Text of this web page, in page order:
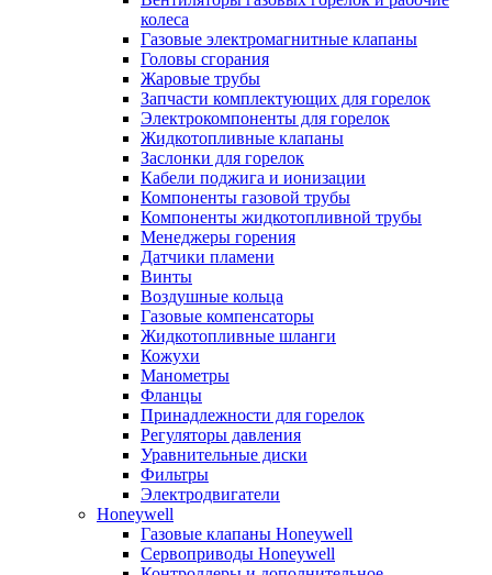
колеса
Газовые электромагнитные клапаны
Головы сгорания
Жаровые трубы
Запчасти комплектующих для горелок
Электрокомпоненты для горелок
Жидкотопливные клапаны
Заслонки для горелок
Кабели поджига и ионизации
Компоненты газовой трубы
Компоненты жидкотопливной трубы
Менеджеры горения
Датчики пламени
Винты
Воздушные кольца
Газовые компенсаторы
Жидкотопливные шланги
Кожухи
Манометры
Фланцы
Принадлежности для горелок
Регуляторы давления
Уравнительные диски
Фильтры
Электродвигатели
Honeywell
Газовые клапаны Honeywell
Сервоприводы Honeywell